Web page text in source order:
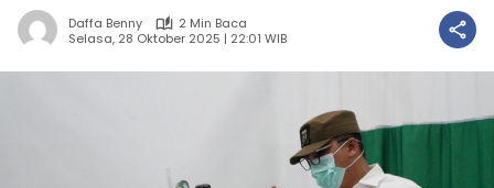
Daffa Benny
2 Min Baca
Selasa, 28 Oktober 2025 | 22:01 WIB